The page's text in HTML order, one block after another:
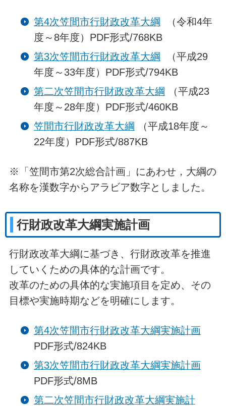
第4次笠間市行財政改革大綱 （令和4年
度～8年度）PDF形式/768KB
第3次笠間市行財政改革大綱 （平成29
年度～33年度）PDF形式/794KB
第二次笠間市行財政改革大綱 （平成23
年度～28年度）PDF形式/460KB
笠間市行財政改革大綱 （平成18年度～
22年度）PDF形式/887KB
※「笠間市第2次総合計画」にあわせ，大綱の
名称を漢数字からアラビア数字としました。
行財政改革大綱実施計画
行財政改革大綱に基づき、行財政改革を推進
していくための具体的な計画です。
改革のための具体的な実施項目を定め、その
目標や実施時期などを明確にします。
第4次笠間市行財政改革大綱実施計画
PDF形式/824KB
第3次笠間市行財政改革大綱実施計画
PDF形式/8MB
第二次笠間市行財政改革大綱実施計